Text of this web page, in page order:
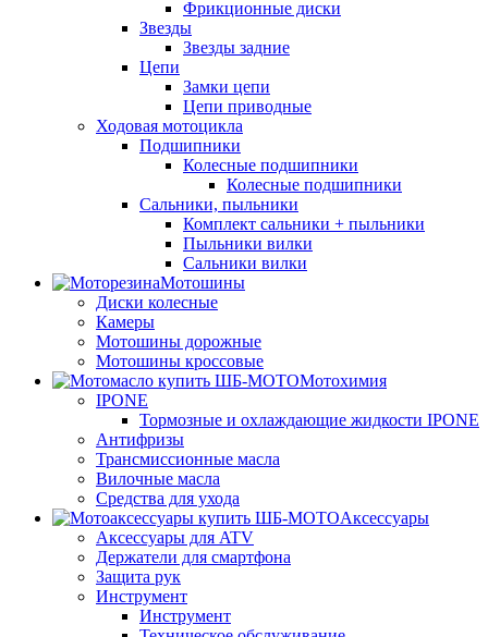
Фрикционные диски
Звезды
Звезды задние
Цепи
Замки цепи
Цепи приводные
Ходовая мотоцикла
Подшипники
Колесные подшипники
Колесные подшипники
Сальники, пыльники
Комплект сальники + пыльники
Пыльники вилки
Сальники вилки
Мотошины
Диски колесные
Камеры
Мотошины дорожные
Мотошины кроссовые
Мотохимия
IPONE
Тормозные и охлаждающие жидкости IPONE
Антифризы
Трансмиссионные масла
Вилочные масла
Средства для ухода
Аксессуары
Аксессуары для ATV
Держатели для смартфона
Защита рук
Инструмент
Инструмент